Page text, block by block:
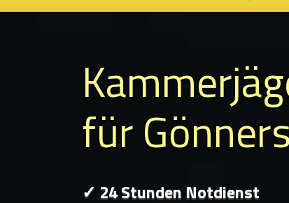
für
✓ 24 Stunden Notdienst